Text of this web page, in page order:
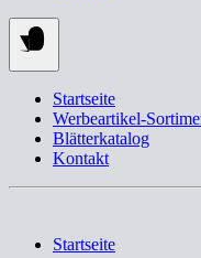
Startseite
Werbeartikel-
Blätterkatalog
Kontakt
Startseite